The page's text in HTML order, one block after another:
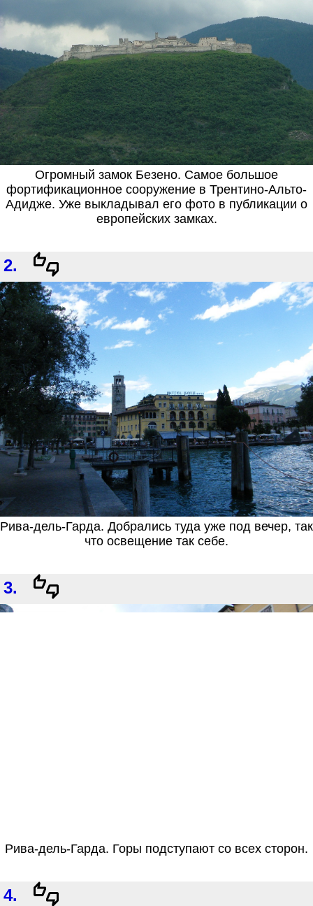
Огромный замок Безено. Самое большое
фортификационное сооружение в Трентино-Альто-
Адидже. Уже выкладывал его фото в публикации о
европейских замках.
2.
Рива-дель-Гарда. Добрались туда уже под вечер, так
что освещение так себе.
3.
Рива-дель-Гарда. Горы подступают со всех сторон.
4.